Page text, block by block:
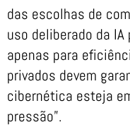
das escolhas de
uso deliberado da
apenas para
privados devem
cibernética esteja
pressão”.